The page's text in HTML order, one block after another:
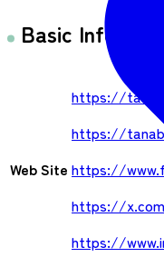
Basic
Web Site
https://
https://
https://
https://
https://